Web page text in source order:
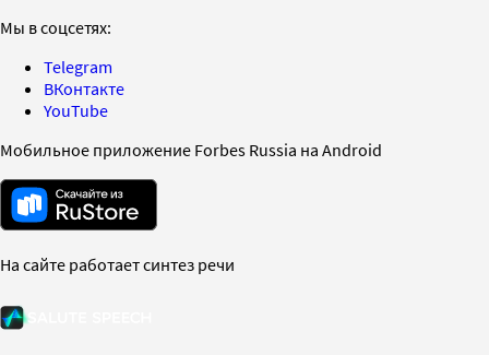
Мы в соцсетях:
Telegram
ВКонтакте
YouTube
Мобильное приложение Forbes Russia на Android
На сайте работает синтез речи